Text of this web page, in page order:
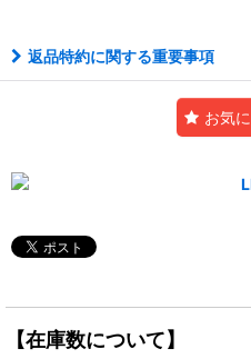
返品特約に関する重要事項
お気
【在庫数について】